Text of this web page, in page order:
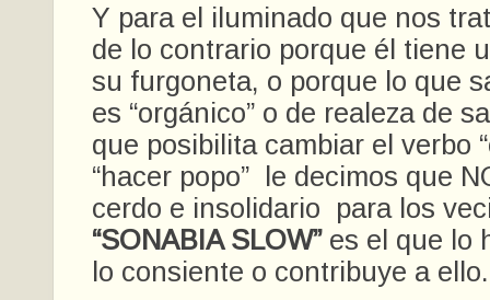
Y para el iluminado que nos
de lo contrario porque él tiene
su furgoneta, o porque lo que
es “orgánico” o de realeza de
que posibilita cambiar el verbo
“hacer popo” le decimos que
cerdo e insolidario para los
“SONABIA SLOW”es el que lo
lo consiente o contribuye a ello.